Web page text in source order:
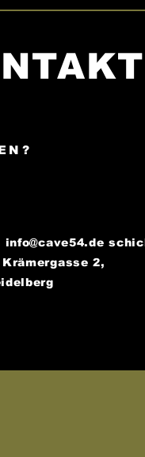
info@cave54.de
2,